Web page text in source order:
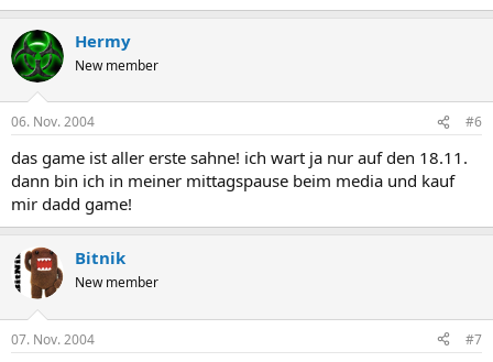
Hermy
New member
06. Nov. 2004 #6
das game ist aller erste sahne! ich wart ja nur auf den 18.11.
dann bin ich in meiner mittagspause beim media und kauf
mir dadd game!
Bitnik
New member
07. Nov. 2004 #7